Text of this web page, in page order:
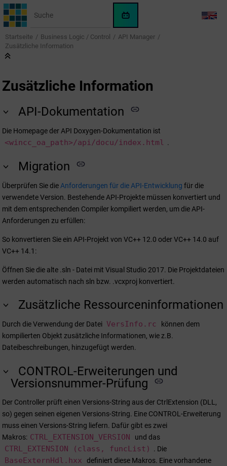
Springe zum Hauptinhalt
WinCC
OA
KI-
LANG
Startseite Business Logic / Control
API Manager
Zusätzliche Information
Zusätzliche Information
API-Dokumentation
Die Homepage der API Doxygen-Dokumentation ist
<wincc_oa_path>/api/docu/index.html .
Migration
Überprüfen Sie die Anforderungen für die API-Entwicklung für die
verwendete Version. Bestehende API-Projekte müssen konvertiert und
mit dem entsprechenden Compiler kompiliert werden, um die API-
Anforderungen zu erfüllen:
So konvertieren Sie ein API-Projekt von VC++ 12.0 oder VC++ 14.0 auf
VC++ 14.1:
Öffnen Sie die alte .sln - Datei mit Visual Studio 2017. Die Projektdateien
werden automatisch nach sln bzw. .vcxproj konvertiert.
Zusätzliche Ressourceninformationen
Durch die Verwendung der Datei VersInfo.rc
können dem
kompilierten Objekt zusätzliche Informationen, wie z.B.
Dateibeschreibungen, hinzugefügt werden.
CONTROL-Erweiterungen und
Versionsnummer-Prüfung
Der Controller prüft einen Versions-String aus der CtrlExtension (DLL,
so) gegen seinen eigenen Versions-String. Eine CONTROL-Erweiterung
muss einen Versions-String liefern. Dafür gibt es zwei
Makros: CTRL_EXTENSION_VERSION und das
CTRL_EXTENSION (class, funcList) . Die
BaseExternHdl.hxx
definiert diese Makros. Eine vorhandene